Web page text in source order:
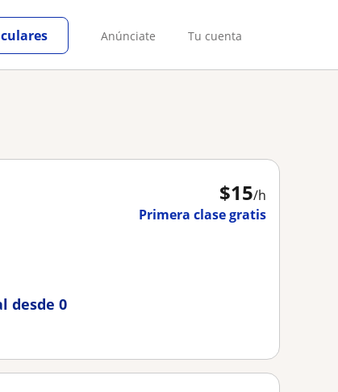
Anúnciate Tu cuenta
$15/h
Primera clase gratis
desde 0